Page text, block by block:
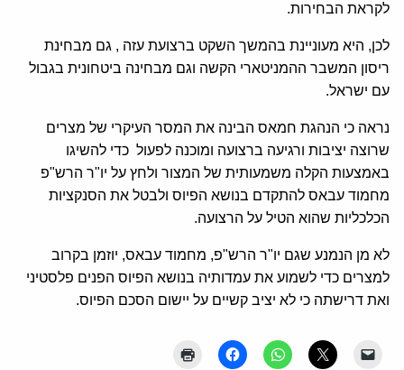
לקראת הבחירות.
לכן, היא מעוניינת בהמשך השקט ברצועת עזה , גם מבחינת
ריסון המשבר ההמניטארי הקשה וגם מבחינה ביטחונית בגבול
עם ישראל.
נראה כי הנהגת חמאס הבינה את המסר העיקרי של מצרים
שרוצה יציבות ורגיעה ברצועה ומוכנה לפעול כדי להשיגו
באמצעות הקלה משמעותית של המצור ולחץ על יו"ר הרש"פ
מחמוד עבאס להתקדם בנושא הפיוס ולבטל את הסנקציות
הכלכליות שהוא הטיל על הרצועה.
לא מן הנמנע שגם יו"ר הרש"פ, מחמוד עבאס, יוזמן בקרוב
למצרים כדי לשמוע את עמדותיה בנושא הפיוס הפנים פלסטיני
ואת דרישתה כי לא יציב קשיים על יישום הסכם הפיוס.